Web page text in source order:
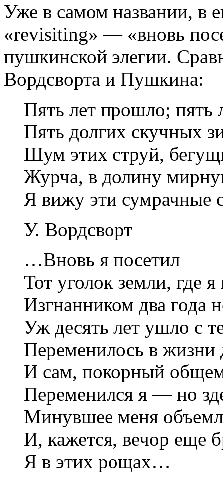
Уже в самом названии, в
«revisiting» — «вновь
пушкинской элегии.
Вордсворта и Пушкина:
Пять лет прошло; пять
Пять долгих скучных
Шум этих струй,
Журча, в долину
Я вижу эти сумрачные
У. Вордсворт
…Вновь я посетил
Тот уголок земли, где я
Изгнанником два года
Уж десять лет ушло с
Переменилось в жизни
И сам, покорный
Переменился я — но
Минувшее меня
И, кажется, вечор еще
Я в этих рощах…